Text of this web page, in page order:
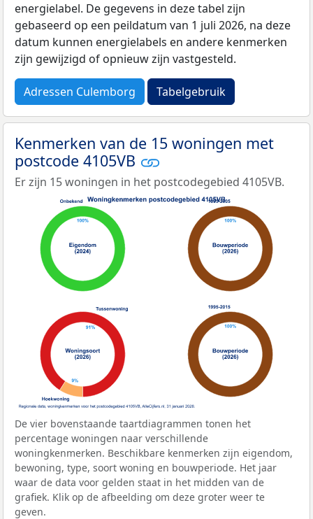
energielabel. De gegevens in deze tabel zijn
gebaseerd op een peildatum van 1 juli 2026, na deze
datum kunnen energielabels en andere kenmerken
zijn gewijzigd of opnieuw zijn vastgesteld.
Adressen Culemborg Tabelgebruik
Kenmerken van de 15 woningen met
postcode 4105VB
Er zijn 15 woningen in het postcodegebied 4105VB.
De vier bovenstaande taartdiagrammen tonen het
percentage woningen naar verschillende
woningkenmerken. Beschikbare kenmerken zijn eigendom,
bewoning, type, soort woning en bouwperiode. Het jaar
waar de data voor gelden staat in het midden van de
grafiek. Klik op de afbeelding om deze groter weer te
geven.